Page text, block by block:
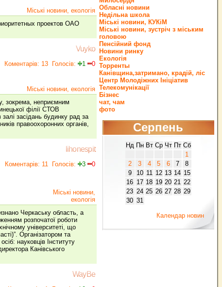
Міські новини, екологія
проектов ОАО
Vuyko
Коментарів: 13 Голосів: 1 0
Міські новини, екологія
зокрема, неприємним
філії СТОВ
засідань будинку рад за
правоохоронних органів,
lihonespit
Коментарів: 11 Голосів: 3 0
Міські новини,
екологія
Черкаську область, а
розпочатої роботи
університеті, що
Організатором та
науковців Інституту
Канівського
WayBe
Обласні новини
Недільна школа
Міські новини, КУКіМ
Міські новини, зустріч з міським
головою
Пенсійний фонд
Новини ринку
Екологія
Торренты
Канівщина,затримано, крадій, ліс
Центр Молодіжних Ініціатив
Телекомунікації
Бізнес
чат, чам
фото
Серпень
Нд Пн Вт Ср Чт Пт Сб
1
2
3 4 5 6 7
8
9
10 11 12 13 14 15
16 17 18 19 20 21 22
23 24 25 26 27 28 29
30 31
Календар новин